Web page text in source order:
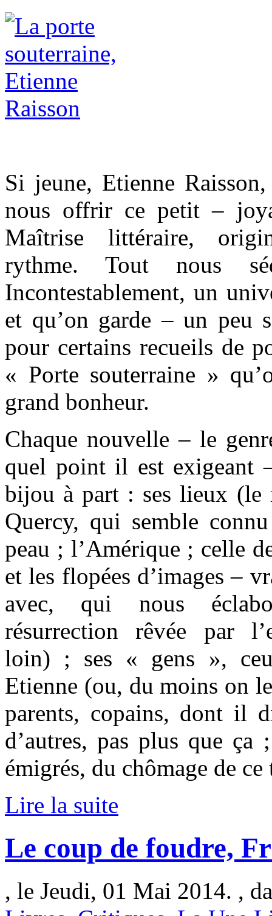
Si jeune, Etienne
nous offrir ce petit –
Maîtrise littéraire,
rythme. Tout nous
Incontestablement, un
et qu’on garde – un peu
pour certains recueils de
« Porte souterraine »
grand bonheur.
Chaque nouvelle – le
quel point il est exigeant
bijou à part : ses lieux
Quercy, qui semble
peau ; l’Amérique ; celle
et les flopées d’images –
avec, qui nous
résurrection rêvée par
loin) ; ses « gens »,
Etienne (ou, du moins on
parents, copains, dont il
d’autres, pas plus que
émigrés, du chômage de
Lire la suite
Le coup de foudre,
, le Jeudi, 01 Mai 2014. ,